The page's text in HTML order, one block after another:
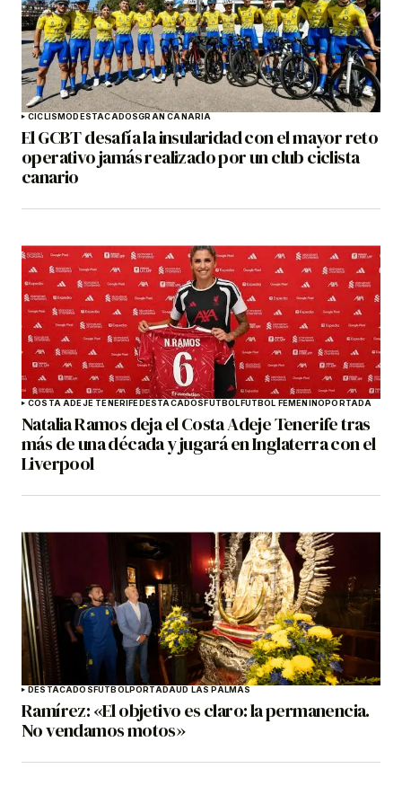
CICLISMO DESTACADOSGRAN CANARIA
El GCBT desafía la insularidad con el mayor reto
operativo jamás realizado por un club ciclista
canario
COSTA ADEJE TENERIFE DESTACADOS FÚTBOL FÚTBOL FEMENINO PORTADA
Natalia Ramos deja el Costa Adeje Tenerife tras
más de una década y jugará en Inglaterra con el
Liverpool
DESTACADOS FÚTBOLPORTADAUD LAS PALMAS
Ramírez: «El objetivo es claro: la permanencia.
No vendamos motos»